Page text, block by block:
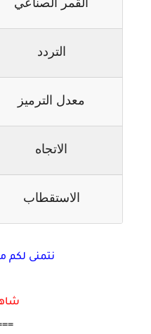
القمر الصناعي
التردد
معدل الترميز
الاتجاه
الاستقطاب
نتمنى لكم